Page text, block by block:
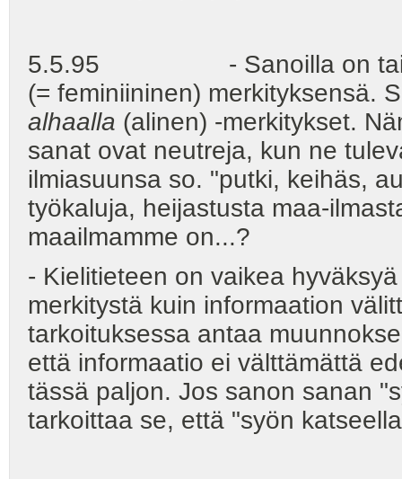
5.5.95 - Sanoilla on
(= feminiininen) merkityksensä.
alhaalla (alinen) -merkitykset.
sanat ovat neutreja, kun ne
ilmiasuunsa so. "putki, keihäs,
työkaluja, heijastusta maa-
maailmamme on...?
- Kielitieteen on vaikea
merkitystä kuin informaation
tarkoituksessa antaa
että informaatio ei välttämättä
tässä paljon. Jos sanon sanan
tarkoittaa se, että "syön